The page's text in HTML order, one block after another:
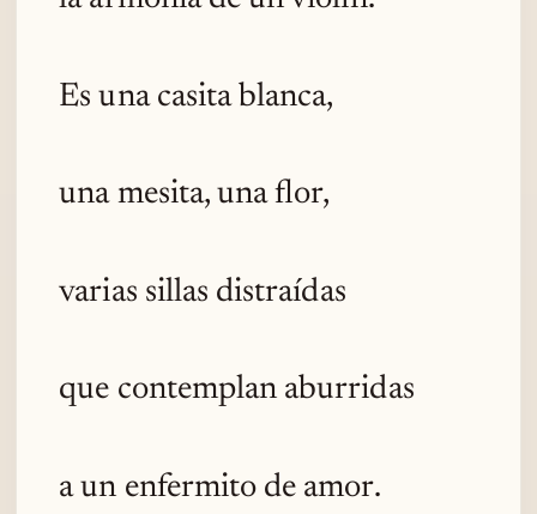
Es una casita blanca,
una mesita, una flor,
varias sillas distraídas
que contemplan aburridas
a un enfermito de amor.